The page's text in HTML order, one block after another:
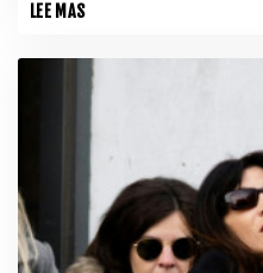
divisas del gobierno comunista.
LEE MAS